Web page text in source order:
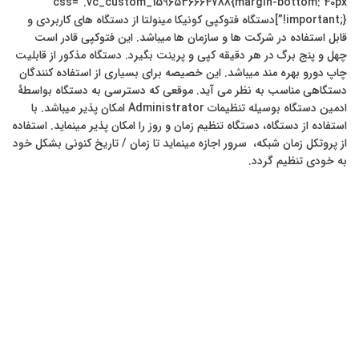
!important;}”]دستگاه فتوکپی کونیکا مینولتا از دستگاه های کاربردی و
قابل استفاده در شرکت ها و سازمان ها میباشد. این فتوکپی قادر است
چهل و پنج برگ در هر دقیقه کپی و پرینت بگیرد. دستگاه مذکور از قابلیت
چاپ دورو بهره مند میباشد. این خصیصه برای بسیاری از استفاده کنندگان
دستگاهی مناسب به نظر می آید. موقعی که دسترسی به دستگاه بواسطۀ
ادمین دستگاه بوسیله تنظیمات Administrator امکان پذیر میباشد. با
استفاده از دستگاه، دستگاه تنظیم زمان و روز را امکان پذیر مینماید. استفاده
از پروتکل زمان شبکه، سرور اجازه مینماید تا زمان / تاریخ کنونی بشکل خود
به خودی تنظیم گردد.